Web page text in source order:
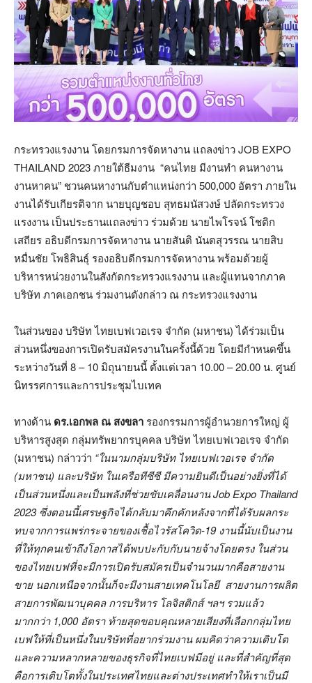
กระทรวงแรงงาน โดยกรมการจัดหางาน แถลงข่าว JOB EXPO
THAILAND 2023 ภายใต้ธีมงาน “คนไทย มีงานทำ คนหางาน
งานหาคน” ชวนคนหางานกับตำแหน่งกว่า 500,000 อัตรา ภายใน
งานได้รับเกียรติจาก นายบุญชอบ สุทธมนัสวงษ์ ปลัดกระทรวง
แรงงาน เป็นประธานแถลงข่าว ร่วมด้วย นายไพโรจน์ โชติก
เสถียร อธิบดีกรมการจัดหางาน นายสันติ นันตสุวรรณ นายสิบ
หมื่นชัย โพธิสินธุ์ รองอธิบดีกรมการจัดหางาน พร้อมด้วยผู้
บริหารหน่วยงานในสังกัดกระทรวงแรงงาน และผู้แทนจากภาค
บริษัท ภาคเอกชน ร่วมงานดังกล่าว ณ กระทรวงแรงงาน
ในส่วนของ บริษัท ไทยเบฟเวอเรจ จำกัด (มหาชน) ได้ร่วมเป็น
ส่วนหนึ่งของการเปิดรับสมัครงานในครั้งนี้ด้วย โดยมีกำหนดขึ้น
ระหว่างวันที่ 8 – 10 มิถุนายนนี้ ตั้งแต่เวลา 10.00 – 20.00 น. ศูนย์
นิทรรศการและการประชุมไบเทค
ทางด้าน ดร.เอกพล ณ สงขลา รองกรรมการผู้อำนวยการใหญ่ ผู้
บริหารสูงสุด กลุ่มทรัพยากรบุคคล บริษัท ไทยเบฟเวอเรจ จำกัด
(มหาชน) กล่าวว่า “ในนามกลุ่มบริษัท ไทยเบฟเวอเรจ จำกัด
(มหาชน) และบริษัท ในเครือทีซีซี มีความยินดีเป็นอย่างยิ่งที่ได้
เป็นส่วนหนึ่งและเป็นพลังที่ช่วยขับเคลื่อนงานJob Expo Thailand
2023 ซึ่งตอนนี้เศรษฐกิจได้กลับมาคึกคักหลังจากที่ได้รับผลกระ
ทบจากการแพร่กระจายของเชื้อไวรัสโควิด-19 งานนี้นับเป็นงาน
ที่ให้ทุกคนเข้าถึงโอกาสได้พบปะกับกับนายจ้างโดยตรง ในส่วน
ของไทยเบฟที่จะมีการเปิดรับสมัครเป็นจำนวนมากคือสายงาน
ขาย นอกเหนือจากนั้นก็จะมีงานสายเทคโนโลยี สายงานการผลิต
สายการพัฒนาบุคคล การบริหาร โลจิสติกส์ ฯลฯ รวมแล้ว
มากกว่า 1,000 อัตรา ท้ายสุดขอบคุณหลายเสียงที่เลือกกลุ่มไทย
เบฟให้ที่เป็นหนึ่งในบริษัทที่อยากร่วมงาน ผมคิดว่าความเติบโต
และความหลากหลายของธุรกิจที่ไทยเบฟมีอยู่ และที่สำคัญที่สุด
คือการเติบโตทั้งในประเทศไทยและต่างประเทศทำให้เราเป็นมี